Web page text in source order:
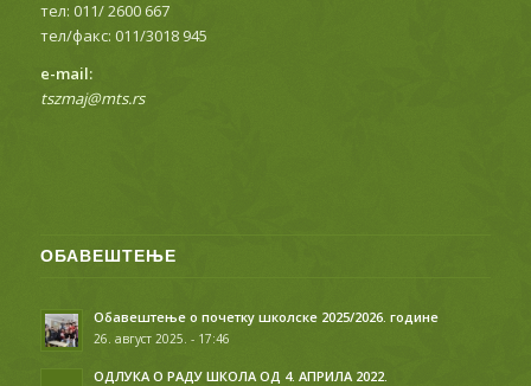
тел: 011/ 2600 667
тел/факс: 011/3018 945
е-mail:
tszmaj@mts.rs
ОБАВЕШТЕЊЕ
Обавештење о почетку школске 2025/2026. године
26. август 2025. - 17:46
ОДЛУКА О РАДУ ШКОЛА ОД 4. АПРИЛА 2022.